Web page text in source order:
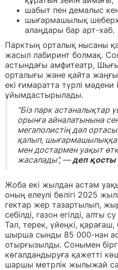
шабыт пен демалыс
шығармашылық
алаңдары бар арт-хаб.
Парктың орталық нысаны
жасыл лабиринт болмақ.
астындағы амфитеатр,
орталығы және қайта
екі ғимаратта түрлі мәдени
ұйымдастырылады.
“Біз парк астаналықтар
орынға айналатынына
мегаполистің дәл
қалып, шығармашылыққа
мен достармен уақыт
жасалады”, —деп қосты
Жоба екі жылдан астам
оның елеулі бөлігі 2025
гектар жер тазартылып,
себілді, газон егілді, алты
Тал, терек, үйеңкі, қарағаш,
шырша сынды 85 000-нан
отырғызылды. Сонымен
көгалдандыруға қажетті
шаршы метрлік жылыжай